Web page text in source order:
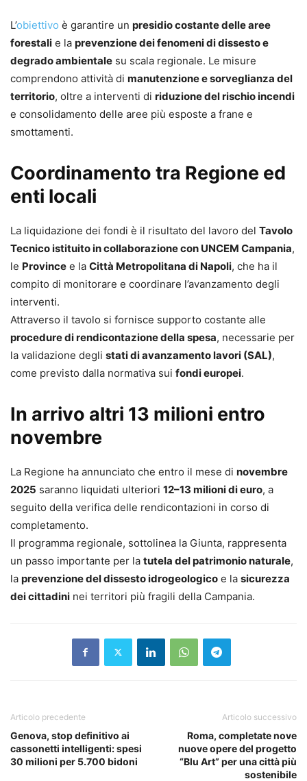
L’obiettivo è garantire un presidio costante delle aree
forestali e la prevenzione dei fenomeni di dissesto e
degrado ambientale su scala regionale. Le misure
comprendono attività di manutenzione e sorveglianza del
territorio, oltre a interventi di riduzione del rischio incendi
e consolidamento delle aree più esposte a frane e
smottamenti.
Coordinamento tra Regione ed
enti locali
La liquidazione dei fondi è il risultato del lavoro del Tavolo
Tecnico istituito in collaborazione con UNCEM Campania,
le Province e la Città Metropolitana di Napoli, che ha il
compito di monitorare e coordinare l’avanzamento degli
interventi.
Attraverso il tavolo si fornisce supporto costante alle
procedure di rendicontazione della spesa, necessarie per
la validazione degli stati di avanzamento lavori (SAL),
come previsto dalla normativa sui fondi europei.
In arrivo altri 13 milioni entro
novembre
La Regione ha annunciato che entro il mese di novembre
2025 saranno liquidati ulteriori 12–13 milioni di euro, a
seguito della verifica delle rendicontazioni in corso di
completamento.
Il programma regionale, sottolinea la Giunta, rappresenta
un passo importante per la tutela del patrimonio naturale,
la prevenzione del dissesto idrogeologico e la sicurezza
dei cittadini nei territori più fragili della Campania.
Articolo precedente
Genova, stop definitivo ai
cassonetti intelligenti: spesi
30 milioni per 5.700 bidoni
Articolo successivo
Roma, completate nove
nuove opere del progetto
“Blu Art” per una città più
sostenibile